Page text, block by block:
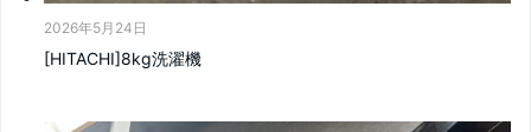
2026年5月24日
[HITACHI]8kg洗濯機